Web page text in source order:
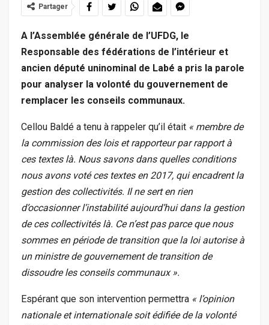
Partager
A l’Assemblée générale de l’UFDG, le
Responsable des fédérations de l’intérieur et
ancien député uninominal de Labé a pris la parole
pour analyser la volonté du gouvernement de
remplacer les conseils communaux.
Cellou Baldé a tenu à rappeler qu’il était « membre de
la commission des lois et rapporteur par rapport à
ces textes là. Nous savons dans quelles conditions
nous avons voté ces textes en 2017, qui encadrent la
gestion des collectivités. Il ne sert en rien
d’occasionner l’instabilité aujourd’hui dans la gestion
de ces collectivités là. Ce n’est pas parce que nous
sommes en période de transition que la loi autorise à
un ministre de gouvernement de transition de
dissoudre les conseils communaux ».
Espérant que son intervention permettra « l’opinion
nationale et internationale soit édifiée de la volonté